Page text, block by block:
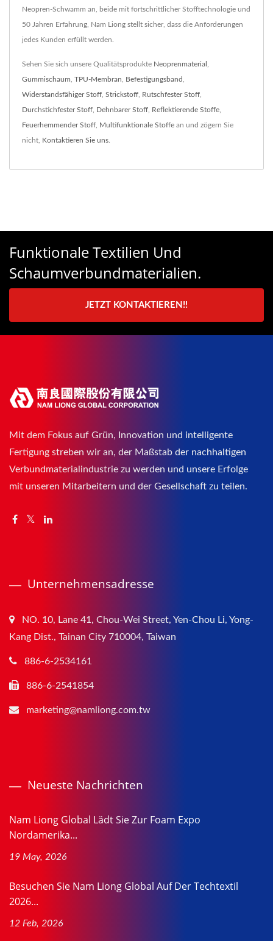
Neopren-Schwamm an, beide mit fortschrittlicher Stofftechnologie und
50 Jahren Erfahrung, Nam Liong stellt sicher, dass die Anforderungen
jedes Kunden erfüllt werden.
Sehen Sie sich unsere Qualitätsprodukte Neoprenmaterial
Gummischaum TPU-Membran Befestigungsband
Widerstandsfähiger Stoff Strickstoff Rutschfester Stoff
Durchstichfester Stoff Dehnbarer Stoff Reflektierende Stoffe
Feuerhemmender Stoff Multifunktionale Stoffe an und zögern Sie
nicht, Kontaktieren Sie uns
Funktionale Textilien Und
Schaumverbundmaterialien.
JETZT KONTAKTIEREN!!
Mit dem Fokus auf Grün, Innovation und intelligente
Fertigung streben wir an, der Maßstab der nachhaltigen
Verbundmaterialindustrie zu werden und unsere Erfolge
mit unseren Mitarbeitern und der Gesellschaft zu teilen.
Unternehmensadresse
NO. 10, Lane 41, Chou-Wei Street, Yen-Chou Li, Yong-
Kang Dist., Tainan City 710004, Taiwan
886-6-2534161
886-6-2541854
marketing@namliong.com.tw
Neueste Nachrichten
Nam Liong Global Lädt Sie Zur Foam Expo
Nordamerika...
19 May, 2026
Besuchen Sie Nam Liong Global Auf Der Techtextil
2026...
12 Feb, 2026